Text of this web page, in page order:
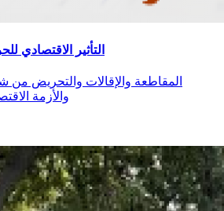
التأثير الاقتصادي
المقاطعة والإقالات والتحريض من
والأزمة